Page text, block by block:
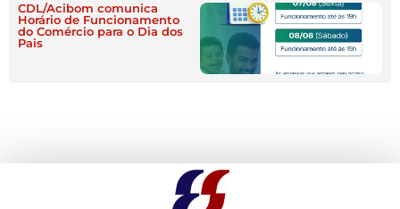
CDL/Acibom comunica
Horário de Funcionamento
do Comércio para o Dia dos
Pais